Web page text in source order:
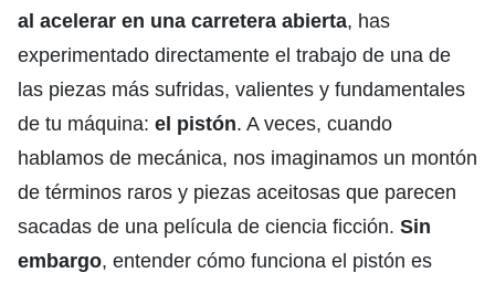
al acelerar en una carretera abierta, has
experimentado directamente el trabajo de una de
las piezas más sufridas, valientes y fundamentales
de tu máquina: el pistón. A veces, cuando
hablamos de mecánica, nos imaginamos un montón
de términos raros y piezas aceitosas que parecen
sacadas de una película de ciencia ficción. Sin
embargo, entender cómo funciona el pistón es